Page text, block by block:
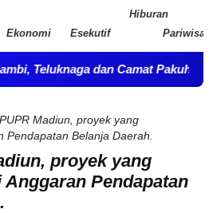
Ekonomi Esekutif
Hiburan
Pariwisata
dan Camat Pakuhaji
Madiun, proyek yang
Pendapatan Belanja Daerah.
proyek yang
Pendapatan